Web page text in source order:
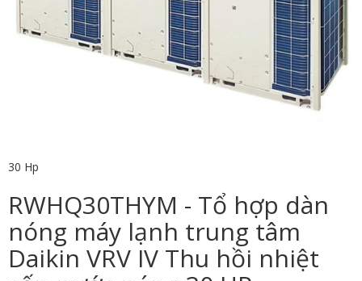
30 Hp
RWHQ30THYM - Tổ hợp dàn
nóng máy lạnh trung tâm
Daikin VRV IV Thu hồi nhiệt